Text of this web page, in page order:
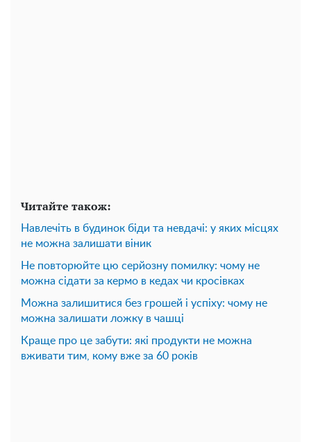
Читайте також:
Навлечіть в будинок біди та невдачі: у яких місцях
не можна залишати віник
Не повторюйте цю серйозну помилку: чому не
можна сідати за кермо в кедах чи кросівках
Можна залишитися без грошей і успіху: чому не
можна залишати ложку в чашці
Краще про це забути: які продукти не можна
вживати тим, кому вже за 60 років